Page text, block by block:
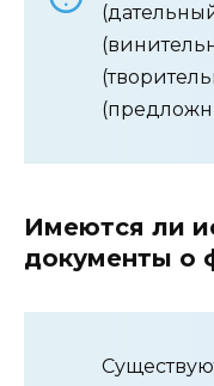
Имеются ли
документы о